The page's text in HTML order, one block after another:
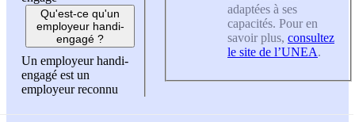
Qu'est-ce qu'un
employeur handi-
engagé ?
Un employeur handi-
engagé est un
employeur reconnu
adaptées à ses
capacités. Pour en
savoir plus, consultez
le site de l’UNEA.